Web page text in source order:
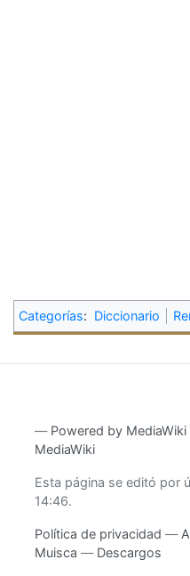
Categorías: Diccionario
― Powered by MediaWiki
MediaWiki
Esta página se editó por
14:46.
Política de privacidad
Muisca
Descargos